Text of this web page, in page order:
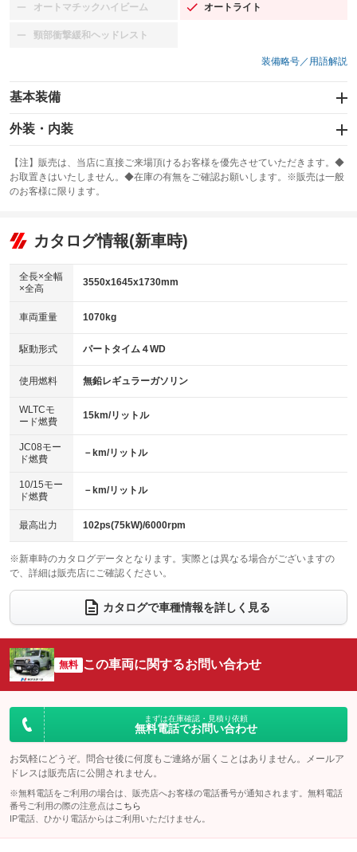
オートマチックハイビーム
：装備なし オートライト
：装備あり
頸部衝撃緩和ヘッドレスト
：装備なし
装備略号／用語解説
基本装備
エアバッグ：運転席/助手席/サイド
：装備あり
：装備なし
サンルーフ
：装備なし ABS
リフトアップ
：装備なし
：装備なし
パワーウィンドウ
アイドリングストップ
：装備あり
USB入力端子
：装備なし
100V電源
：装備なし
センターデフロック
：装備なし
電動格納ミラー
：装備あり
外装・内装
カーナビ：メモリーナビ他
：装備あり
TV：フルセグ
：装備あり
ビジュアル：-／DVD再生
：装備あり
：装備あり
革シート
キーレス
HID(キセノンライト)
：装備なし
バックカメラ
：装備あり
エアロ
：装備なし
：装備なし
パワーシート
ベンチシート
：装備なし
チップアップシート
：装備なし
：装備なし ：装備なし
ウォークスルー
：装備なし
電動リアゲート フロントカメラ
：装備なし
：装備なし ：装備なし
サイドカメラ
：装備なし ルーフレール
：装備なし
：装備なし
：装備なし
【注】販売は、当店に直接ご来場頂けるお客様を優先させていただきます。◆
お取置きはいたしません。◆在庫の有無をご確認お願いします。※販売は一般
のお客様に限ります。
カタログ情報(新車時)
全長×全幅
×全高
3550x1645x1730mm
車両重量 1070kg
駆動形式 パートタイム４WD
使用燃料 無鉛レギュラーガソリン
WLTCモ
ード燃費
15km/リットル
JC08モー
ド燃費
－km/リットル
10/15モー
ド燃費
－km/リットル
最高出力 102ps(75kW)/6000rpm
※新車時のカタログデータとなります。実際とは異なる場合がございますの
で、詳細は販売店にご確認ください。
カタログで車種情報を詳しく見る
無料 この車両に関するお問い合わせ
まずは在庫確認・見積り依頼
無料電話でお問い合わせ
お気軽にどうぞ。問合せ後に何度もご連絡が届くことはありません。メールア
ドレスは販売店に公開されません。
※無料電話をご利用の場合は、販売店へお客様の電話番号が通知されます。無料電話
番号ご利用の際の注意点は こちら
IP電話、ひかり電話からはご利用いただけません。